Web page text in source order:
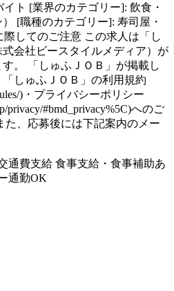
ト [業界のカテゴリー]: 飲食・
[職種のカテゴリー]: 寿司屋・
してのご注意 この求人は「し
会社ビースタイルメディア）が
。 「しゅふＪＯＢ」が掲載し
しゅふＪＯＢ」の利用規約
)・プライバシーポリシー
privacy/#bmd_privacy%5C)へのご
た、応募後には下記案内のメー
通費支給 食事支給・食事補助あ
通勤OK